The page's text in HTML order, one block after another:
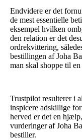
Endvidere er det
de mest essentielle
eksempel hvilken
den relation er det
ordrekvittering,
bestillingen af Joha
man skal shoppe til
Trustpilot resulterer i
inspicere adskillige
herved er det en
vurderinger af Joha
bestiller.